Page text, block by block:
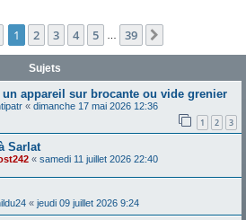
1sur39
1 2 3 4 5 39
Sujets
appareil sur brocante ou vide grenier
« dimanche 17 mai 2026 12:36
1 2 3
Sarlat
« samedi 11 juillet 2026 22:40
« jeudi 09 juillet 2026 9:24